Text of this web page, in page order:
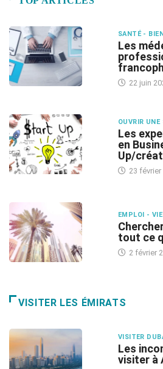
SANTÉ -
Les
22 juin
OUVRIR
Les
en
Up/
23 février
EMPLOI -
tout ce
2 février
VISITER LES ÉMIRATS
VISITER
Les
visiter à